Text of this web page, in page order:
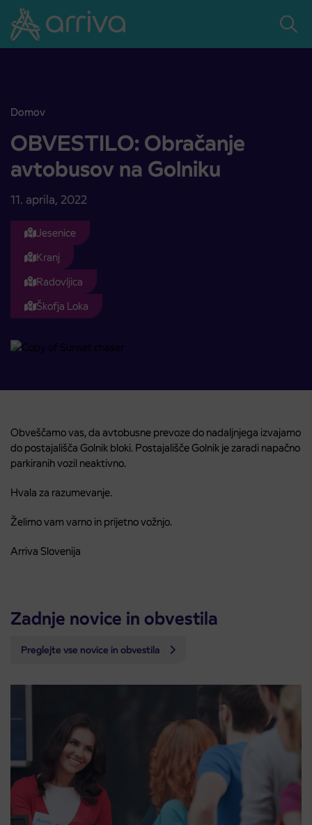
Skoči na vsebino
Domov
OBVESTILO: Obračanje avtobusov na Golniku
OBVESTILO: Obračanje
avtobusov na Golniku
11. aprila, 2022
Jesenice
Kranj
Radovljica
Škofja Loka
Obveščamo vas, da avtobusne prevoze do nadaljnjega izvajamo
do postajališča Golnik bloki. Postajališče Golnik je zaradi napačno
parkiranih vozil neaktivno.
Hvala za razumevanje.
Želimo vam varno in prijetno vožnjo.
Arriva Slovenija
Zadnje novice in obvestila
Preglejte vse novice in obvestila